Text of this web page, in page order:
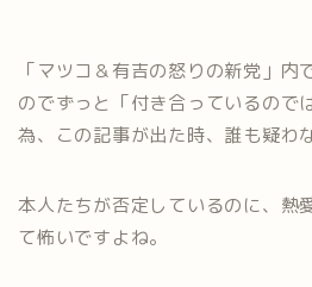
「マツコ＆有吉の怒りの新党」内
のでずっと「付き合っているので
為、この記事が出た時、誰も疑わ
本人たちが否定しているのに、熱
て怖いですよね。